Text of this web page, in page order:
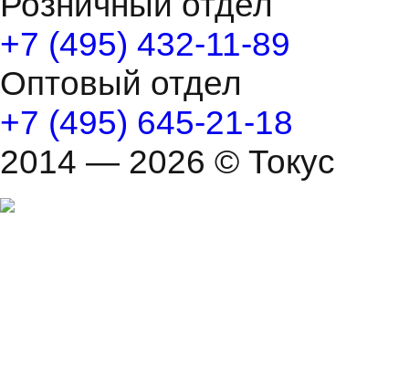
+7 (495) 432-11-89
Оптовый отдел
+7 (495) 645-21-18
2014 — 2026 © Токус